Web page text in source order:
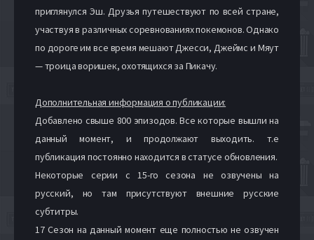
приглянулся Эш. Друзья путешествуют по всей стране,
участвуя в различных соревнованиях покемонов. Однако
по дороге им все время мешают Джесси, Джеймс и Мяут
— троица воришек, охотящихся за Пикачу.
Дополнительная информация о публикации:
Добавлено свыше 800 эпизодов. Все которые вышли на
данный момент, и продолжают выходить. т.е
публикация постоянно находится в статусе обновления.
Некоторые серии с 15-го сезона не озвучены на
русский, но там присутствуют внешние русские
субтитры.
17 Сезон на данный момент еще полностью не озвучен